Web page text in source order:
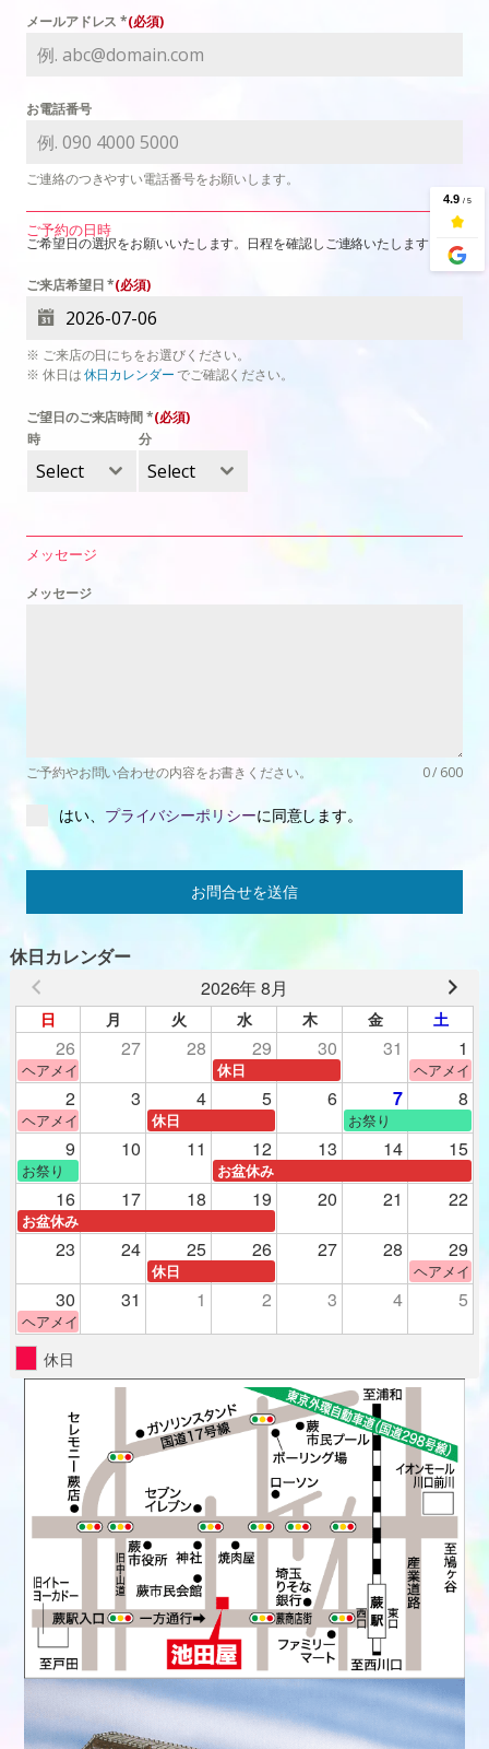
メールアドレス*
お電話番号
ご連絡のつきやすい電話番号をお願いします。
ご予約の日時
ご希望日の選択をお願いいたします。日程を確認しご連絡いたします。
ご来店希望日*
※ ご来店の日にちをお選びください。
※ 休日は休日カレンダーでご確認ください。
ご望日のご来店時間*
時
Select
分
Select
メッセージ
メッセージ
ご予約やお問い合わせの内容をお書きください。 0 / 600
はい、 プライバシーポリシーに同意します。
お問合せを送信
休日カレンダー
2026年 8月
日 月 火 水 木 金 土
26 27 28 29 30 31 1
ヘアメイク体験 休日 ヘアメイク
2 3 4 5 6 7 8
ヘアメイク体験 休日 お祭り
9 10 11 12 13 14 15
お祭り お盆休み
16 17 18 19 20 21 22
お盆休み
23 24 25 26 27 28 29
休日 ヘアメイク
30 31 1 2 3 4 5
ヘアメイク体験
休日